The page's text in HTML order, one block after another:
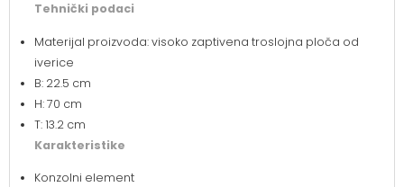
Tehnički podaci
Materijal proizvoda: visoko zaptivena troslojna ploča od
iverice
B: 22.5 cm
H: 70 cm
T: 13.2 cm
Karakteristike
Konzolni element